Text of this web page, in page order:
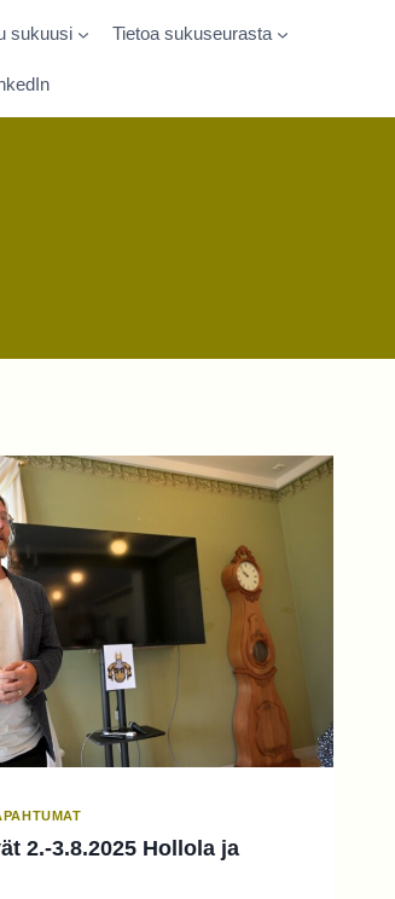
sukuusi Tietoa sukuseurasta
2.-3.8.2025 Hollola ja